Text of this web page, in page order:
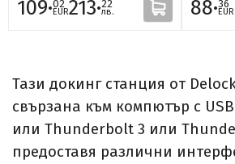
109·02
EUR213·22
лв. 88·36
EUR
Тази докинг станция от
свързана към компютър с
или Thunderbolt 3 или
предоставя различни